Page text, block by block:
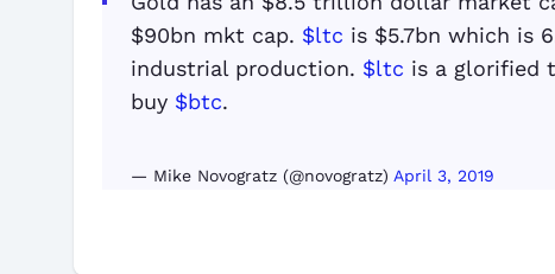
$90bn mkt cap. $ltc is $5.7bn which is
industrial production. $ltc is a glorified
buy $btc.
— Mike Novogratz (@novogratz) April 3, 2019